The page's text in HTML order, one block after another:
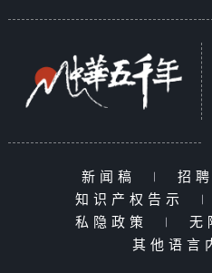
新闻稿 | 招
知识产权告示
|
私隐政策
| 无
其他语言